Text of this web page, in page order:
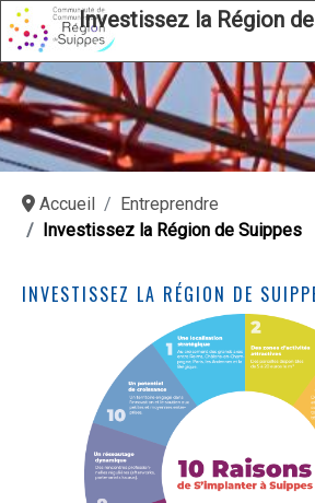
Investissez la Région
Accueil
Entreprendre
Investissez la Région de Suippes
INVESTISSEZ LA RÉGION DE